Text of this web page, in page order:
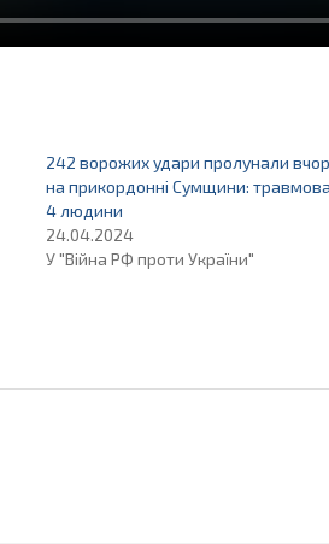
242 ворожих удари пролунали
на прикордонні Сумщини:
4 людини
24.04.2024
У "Війна РФ проти України"